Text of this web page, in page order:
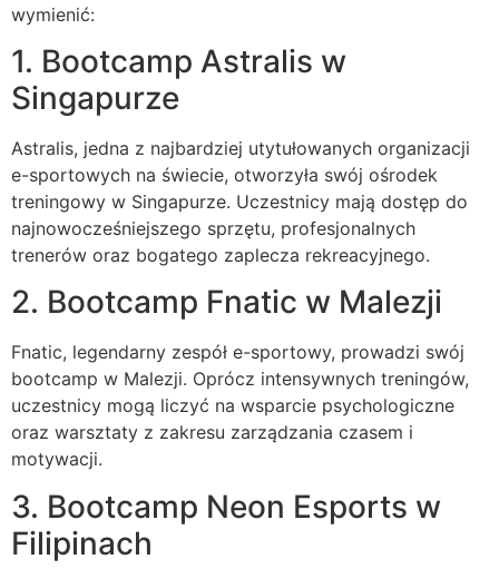
wymienić:
1. Bootcamp Astralis w
Singapurze
Astralis, jedna z najbardziej utytułowanych organizacji
e-sportowych na świecie, otworzyła swój ośrodek
treningowy w Singapurze. Uczestnicy mają dostęp do
najnowocześniejszego sprzętu, profesjonalnych
trenerów oraz bogatego zaplecza rekreacyjnego.
2. Bootcamp Fnatic w Malezji
Fnatic, legendarny zespół e-sportowy, prowadzi swój
bootcamp w Malezji. Oprócz intensywnych treningów,
uczestnicy mogą liczyć na wsparcie psychologiczne
oraz warsztaty z zakresu zarządzania czasem i
motywacji.
3. Bootcamp Neon Esports w
Filipinach